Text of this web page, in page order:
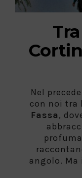
Nel
con noi tra
Fassa,
angolo.